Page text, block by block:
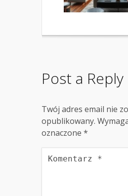
Post a Reply
Twój adres email nie
opublikowany.
oznaczone *